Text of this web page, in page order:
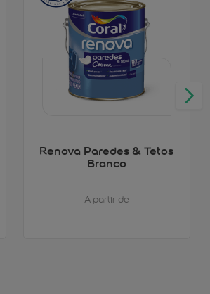
Renova Paredes & Tetos
Branco
A partir de